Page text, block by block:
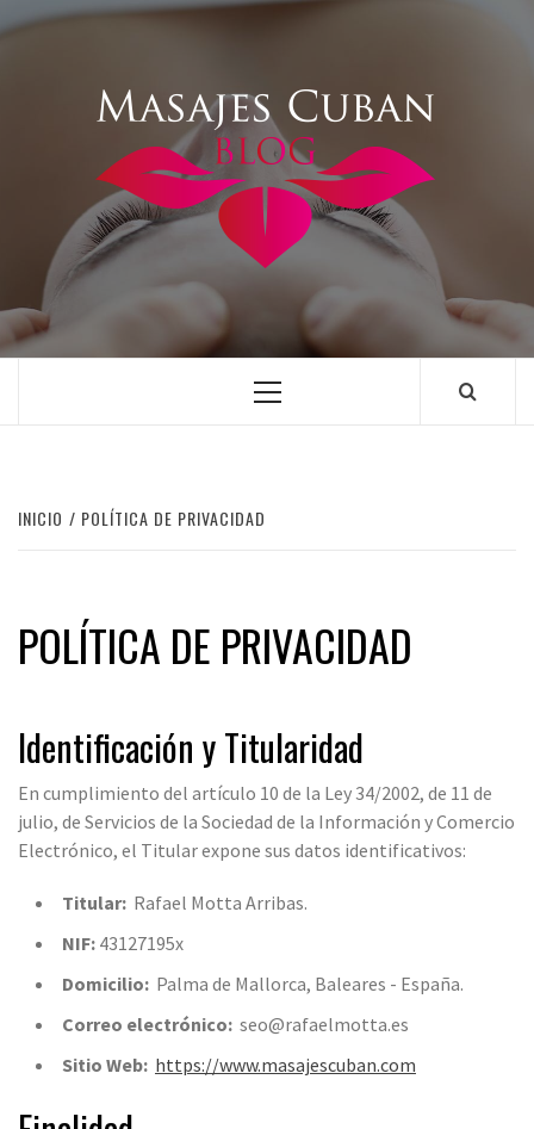
Saltar
Menú
INICIO POLÍTICA DE PRIVACIDAD
POLÍTICA DE PRIVACIDAD
Identificación y Titularidad
En cumplimiento del artículo 10 de la Ley 34/2002, de 11 de
julio, de Servicios de la Sociedad de la Información y Comercio
Electrónico, el Titular expone sus datos identificativos:
Titular: Rafael Motta Arribas.
NIF: 43127195x
Domicilio: Palma de Mallorca, Baleares - España.
Correo electrónico: seo@rafaelmotta.es
Sitio Web: https://www.masajescuban.com